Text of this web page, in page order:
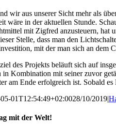
wir aus unserer Sicht mehr als
wäre in der aktuellen Stunde.
mit Zigfred anzusteuern, hat
Stelle, dass man den
mit der man sich an dem
des Projekts beläuft sich auf
in Kombination mit seiner zuvor
am Ende erfolgreich ist. Sobald
01T12:54:49+02:0028/10/2019|
mit der Welt!